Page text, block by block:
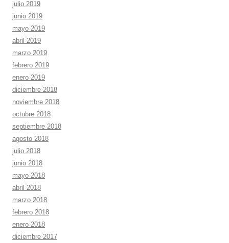
julio 2019
junio 2019
mayo 2019
abril 2019
marzo 2019
febrero 2019
enero 2019
diciembre 2018
noviembre 2018
octubre 2018
septiembre 2018
agosto 2018
julio 2018
junio 2018
mayo 2018
abril 2018
marzo 2018
febrero 2018
enero 2018
diciembre 2017